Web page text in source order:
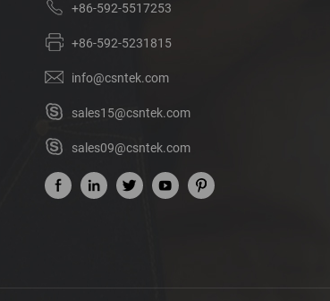
+86-592-5517253
+86-592-5231815
info@csntek.com
sales15@csntek.com
sales09@csntek.com